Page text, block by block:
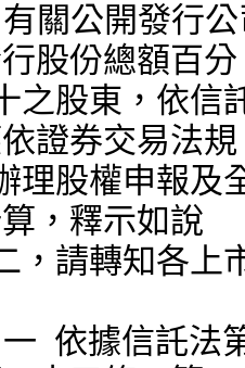
關公開發行
股份總額百分
證券交易法規
，釋示如說
依據信託法